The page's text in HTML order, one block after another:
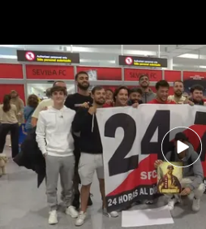
Ángel, un sevillista
‘repatriado’ por su
Sevilla-Espanyol:
Ángel, el sevillista en Zúrich ‘repatriado’
ElDesmarque
Tito González | Basilio García
Sevilla, 08 MAY 2026 - 15:37h.